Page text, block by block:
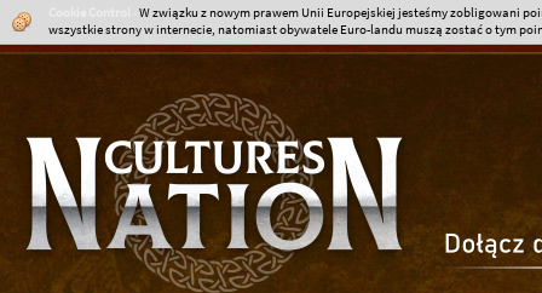
W związku z nowym prawem Unii Europejskiej jesteśmy zobligowani
wszystkie strony w internecie, natomiast obywatele Euro-landu muszą zostać o tym